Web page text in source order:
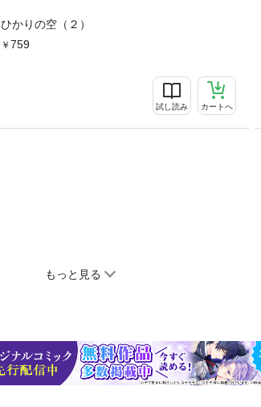
ひかりの空（２）
759
試し読み カートへ
もっと見る